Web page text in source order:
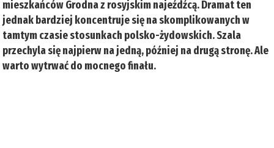
mieszkańców Grodna z rosyjskim najeźdźcą. Dramat ten
jednak bardziej koncentruje się na skomplikowanych w
tamtym czasie stosunkach polsko-żydowskich. Szala
przechyla się najpierw na jedną, później na drugą stronę. Ale
warto wytrwać do mocnego finału.